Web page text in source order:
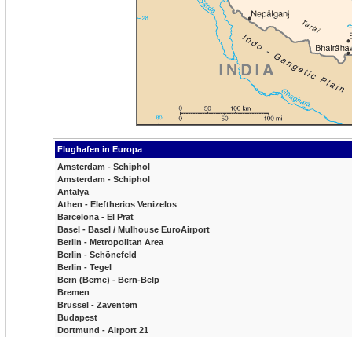
Flughafen in Europa
Amsterdam - Schiphol
Amsterdam - Schiphol
Antalya
Athen - Eleftherios Venizelos
Barcelona - El Prat
Basel - Basel / Mulhouse EuroAirport
Berlin - Metropolitan Area
Berlin - Schönefeld
Berlin - Tegel
Bern (Berne) - Bern-Belp
Bremen
Brüssel - Zaventem
Budapest
Dortmund - Airport 21